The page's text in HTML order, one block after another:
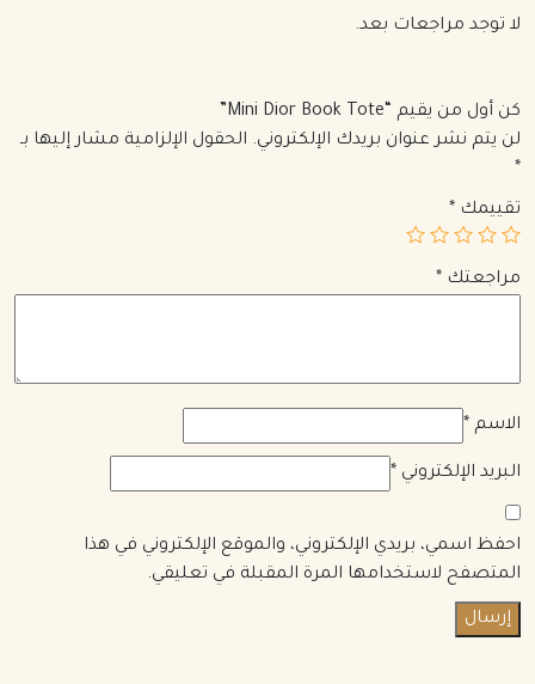
لا توجد مراجعات بعد.
كن أول من يقيم “Mini Dior Book Tote”
لن يتم نشر عنوان بريدك الإلكتروني. الحقول الإلزامية مشار إليها بـ
*
تقييمك *
مراجعتك *
الاسم *
البريد الإلكتروني *
احفظ اسمي، بريدي الإلكتروني، والموقع الإلكتروني في هذا
المتصفح لاستخدامها المرة المقبلة في تعليقي.